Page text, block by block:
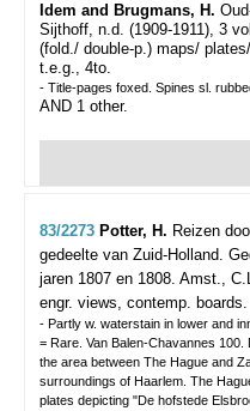
Idem and Brugmans, H.
Sijthoff, n.d. (1909-1911), 3
(fold./ double-p.) maps/
t.e.g., 4to.
- Title-pages foxed. Spines sl.
AND 1 other.
83/2273 Potter, H. Reizen
gedeelte van Zuid-Holland.
jaren 1807 en 1808. Amst.,
engr. views, contemp. boards.
- Partly w. waterstain in lower and
= Rare. Van Balen-Chavannes
the area between The Hague and
surroundings of Haarlem. The
plates depicting "De hofstede